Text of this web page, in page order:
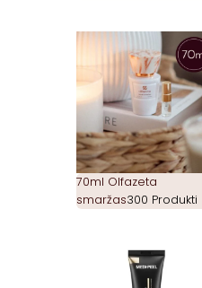
70ml Olfazeta
smaržas300 Produkti